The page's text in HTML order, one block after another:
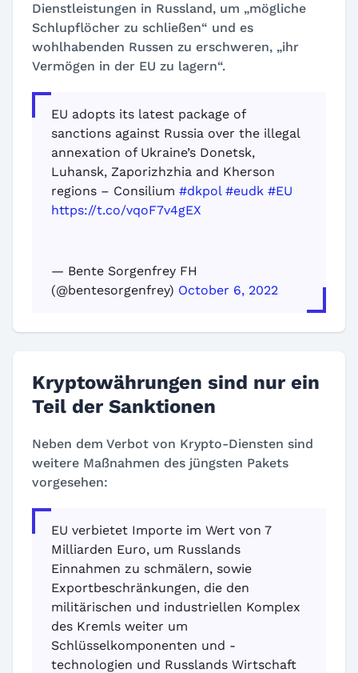
Dienstleistungen in Russland, um „mögliche
Schlupflöcher zu schließen“ und es
wohlhabenden Russen zu erschweren, „ihr
Vermögen in der EU zu lagern“.
EU adopts its latest package of
sanctions against Russia over the illegal
annexation of Ukraine’s Donetsk,
Luhansk, Zaporizhzhia and Kherson
regions – Consilium #dkpol #eudk #EU
https://t.co/vqoF7v4gEX
— Bente Sorgenfrey FH
(@bentesorgenfrey) October 6, 2022
Kryptowährungen sind nur ein
Teil der Sanktionen
Neben dem Verbot von Krypto-Diensten sind
weitere Maßnahmen des jüngsten Pakets
vorgesehen:
EU verbietet Importe im Wert von 7
Milliarden Euro, um Russlands
Einnahmen zu schmälern, sowie
Exportbeschränkungen, die den
militärischen und industriellen Komplex
des Kremls weiter um
Schlüsselkomponenten und -
technologien und Russlands Wirtschaft